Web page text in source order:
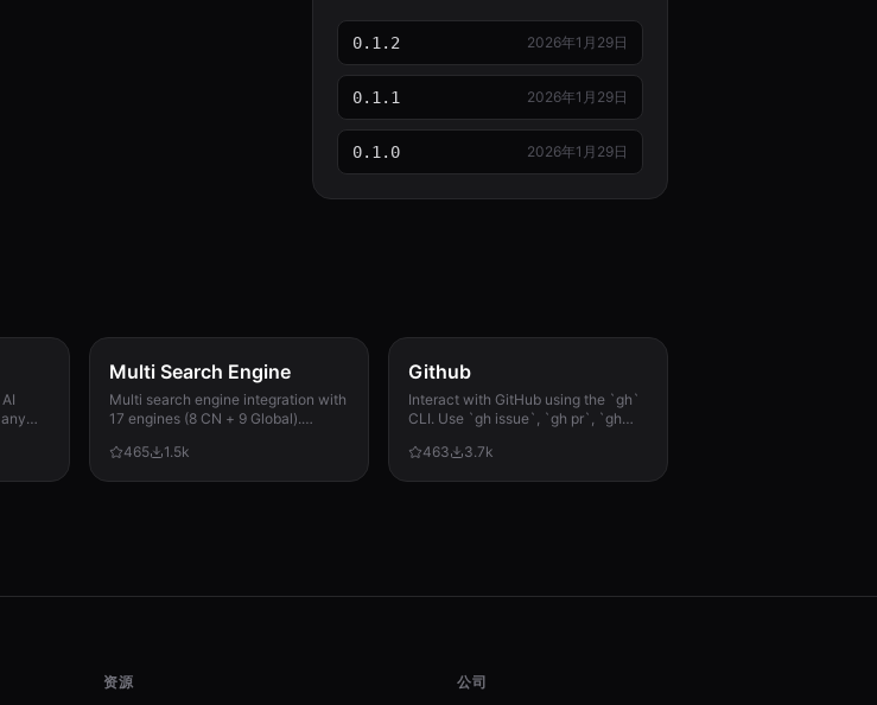
0.1.2 2026年1月29日
0.1.1 2026年1月29日
0.1.0 2026年1月29日
Multi Search Engine
Multi search engine integration with
17 engines (8 CN + 9 Global).
operators, time filters, site search,
465 1.5k
Github
Interact with GitHub using the `gh`
CLI. Use `gh issue`, `gh pr`, `gh
runs, and advanced queries.
463 3.7k
资源 公司